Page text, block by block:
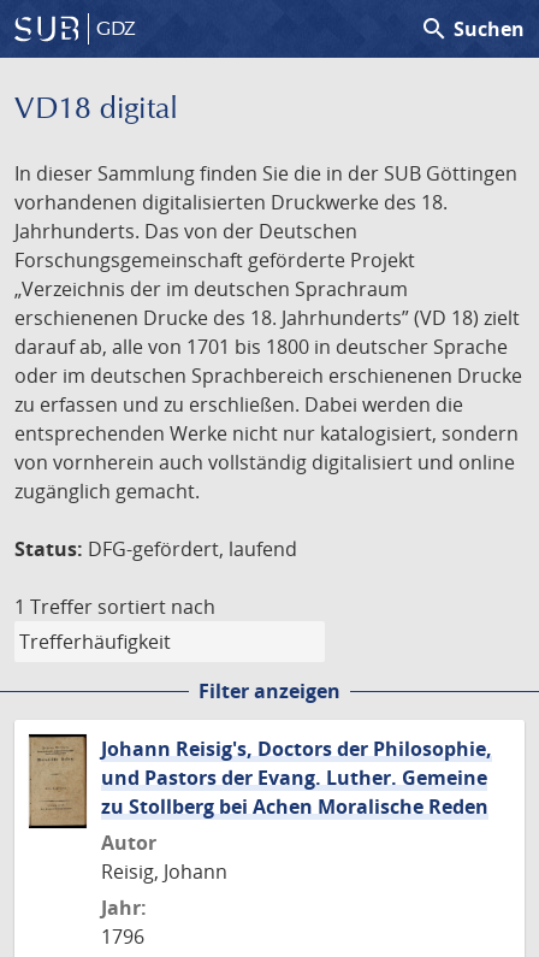
GDZ search Suchen
VD18 digital
In dieser Sammlung finden Sie die in der SUB Göttingen
vorhandenen digitalisierten Druckwerke des 18.
Jahrhunderts. Das von der Deutschen
Forschungsgemeinschaft geförderte Projekt
„Verzeichnis der im deutschen Sprachraum
erschienenen Drucke des 18. Jahrhunderts” (VD 18) zielt
darauf ab, alle von 1701 bis 1800 in deutscher Sprache
oder im deutschen Sprachbereich erschienenen Drucke
zu erfassen und zu erschließen. Dabei werden die
entsprechenden Werke nicht nur katalogisiert, sondern
von vornherein auch vollständig digitalisiert und online
zugänglich gemacht.
Status: DFG-gefördert, laufend
1 Treffer sortiert nach
Filter anzeigen
Johann Reisig's, Doctors der Philosophie,
und Pastors der Evang. Luther. Gemeine
zu Stollberg bei Achen Moralische Reden
Autor
Reisig, Johann
Jahr:
1796